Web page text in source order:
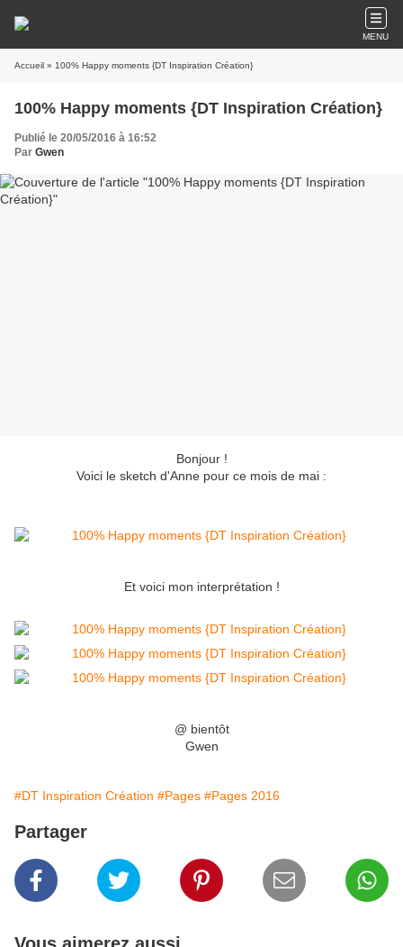
MENU
Accueil » 100% Happy moments {DT Inspiration Création}
100% Happy moments {DT Inspiration Création}
Publié le 20/05/2016 à 16:52
Par Gwen
Bonjour !
Voici le sketch d'Anne pour ce mois de mai :
Et voici mon interprétation !
@ bientôt
Gwen
#DT Inspiration Création #Pages #Pages 2016
Partager